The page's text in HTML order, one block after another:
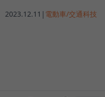
2023.12.11 | 電動車/交通科技